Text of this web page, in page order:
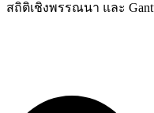
สถิติเชิงพรรณนา และ